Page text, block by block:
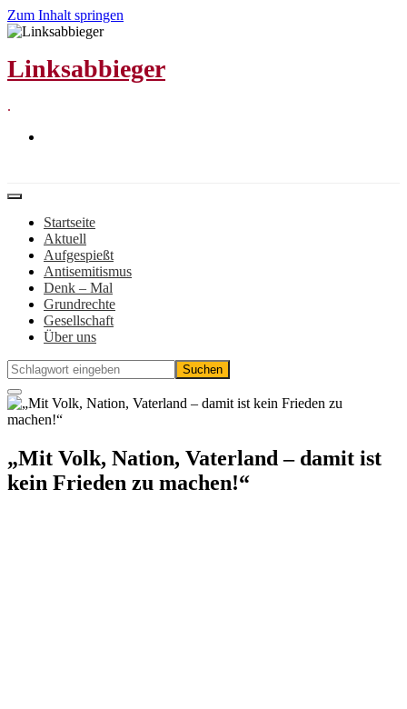
Zum Inhalt springen
Linksabbieger
.
Startseite
Aktuell
Aufgespießt
Antisemitismus
Denk – Mal
Grundrechte
Gesellschaft
Über uns
„Mit Volk, Nation, Vaterland – damit ist
kein Frieden zu machen!“